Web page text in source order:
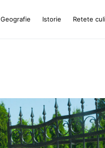
Geografie Istorie Retete